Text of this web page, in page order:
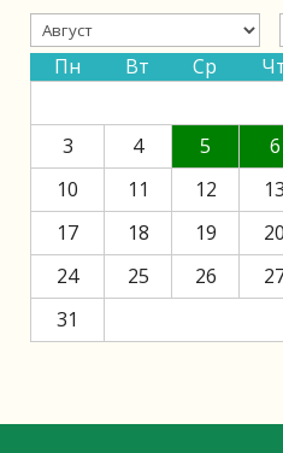
Пн Вт Ср
3
4 5 6
10
11 12 13
17
18 19 20
24
25 26
31